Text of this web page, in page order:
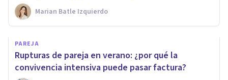
Marian Batle Izquierdo
PAREJA
Rupturas de pareja en verano: ¿por qué la
convivencia intensiva puede pasar factura?